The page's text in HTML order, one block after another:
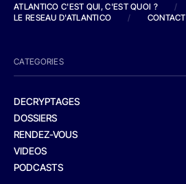
ATLANTICO C'EST QUI, C'EST QUOI ?
/
LE RESEAU D'ATLANTICO
/ CONTACT
CATEGORIES
DECRYPTAGES
DOSSIERS
RENDEZ-VOUS
VIDEOS
PODCASTS